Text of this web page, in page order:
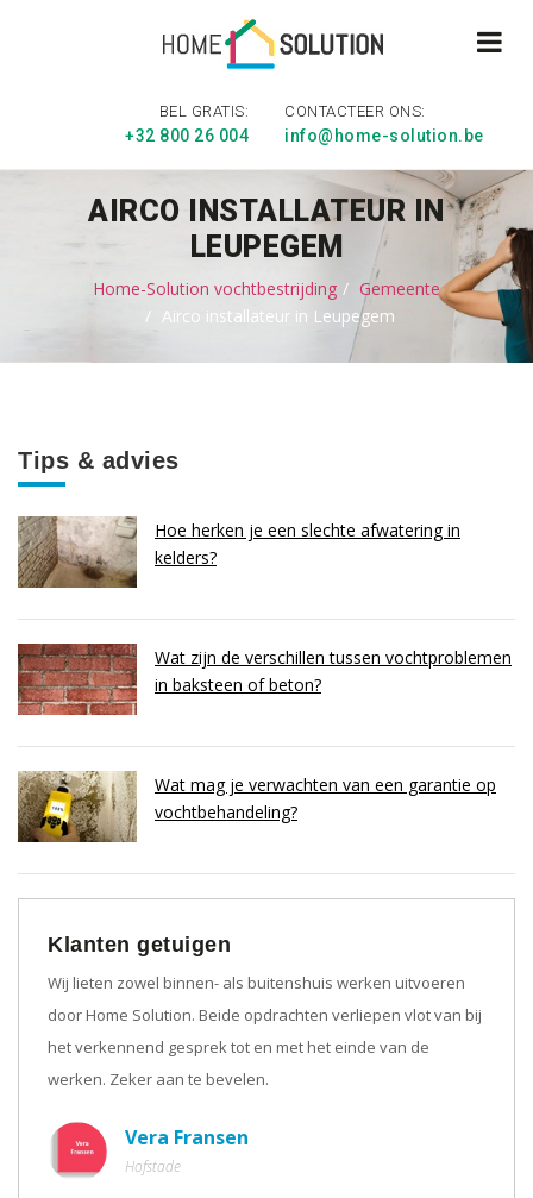
BEL GRATIS:
+32 800 26 004
CONTACTEER ONS:
info@home-solution.be
AIRCO INSTALLATEUR IN
LEUPEGEM
Home-Solution vochtbestrijding
Gemeente
Airco installateur in Leupegem
Tips & advies
Hoe herken je een slechte afwatering in
kelders?
Wat zijn de verschillen tussen vochtproblemen
in baksteen of beton?
Wat mag je verwachten van een garantie op
vochtbehandeling?
Klanten getuigen
Wij lieten zowel binnen- als buitenshuis werken uitvoeren
door Home Solution. Beide opdrachten verliepen vlot van bij
het verkennend gesprek tot en met het einde van de
werken. Zeker aan te bevelen.
Vera Fransen
Hofstade